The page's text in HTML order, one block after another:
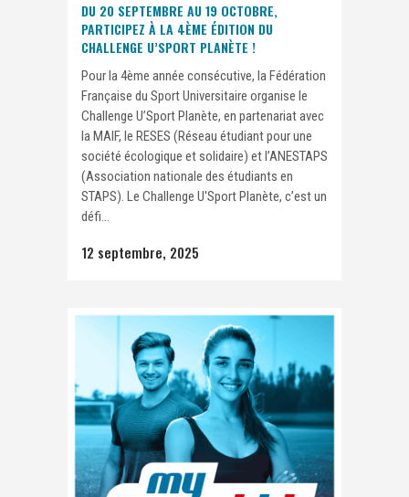
DU 20 SEPTEMBRE AU 19 OCTOBRE,
PARTICIPEZ À LA 4ÈME ÉDITION DU
CHALLENGE U’SPORT PLANÈTE !
Pour la 4ème année consécutive, la Fédération
Française du Sport Universitaire organise le
Challenge U’Sport Planète, en partenariat avec
la MAIF, le RESES (Réseau étudiant pour une
société écologique et solidaire) et l’ANESTAPS
(Association nationale des étudiants en
STAPS). Le Challenge U'Sport Planète, c’est un
défi...
12 septembre, 2025